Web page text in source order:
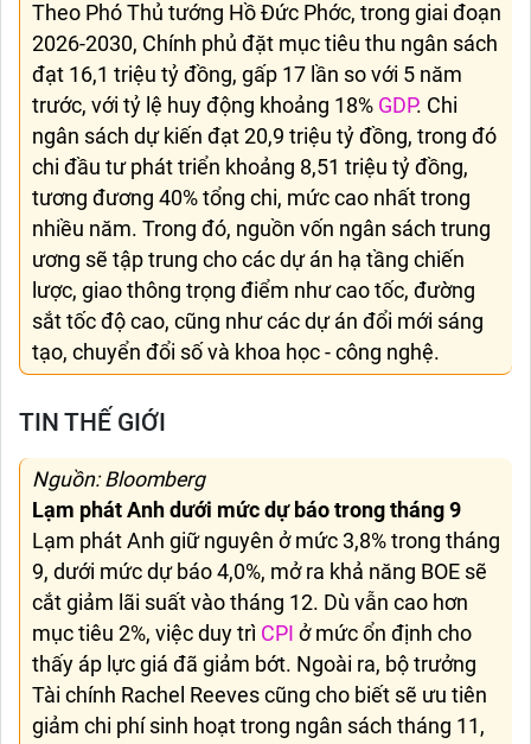
Theo Phó Thủ tướng Hồ Đức Phớc, trong giai đoạn
2026-2030, Chính phủ đặt mục tiêu thu ngân sách
đạt 16,1 triệu tỷ đồng, gấp 17 lần so với 5 năm
trước, với tỷ lệ huy động khoảng 18% GDP. Chi
ngân sách dự kiến đạt 20,9 triệu tỷ đồng, trong đó
chi đầu tư phát triển khoảng 8,51 triệu tỷ đồng,
tương đương 40% tổng chi, mức cao nhất trong
nhiều năm. Trong đó, nguồn vốn ngân sách trung
ương sẽ tập trung cho các dự án hạ tầng chiến
lược, giao thông trọng điểm như cao tốc, đường
sắt tốc độ cao, cũng như các dự án đổi mới sáng
tạo, chuyển đổi số và khoa học - công nghệ.
TIN THẾ GIỚI
Nguồn: Bloomberg
Lạm phát Anh dưới mức dự báo trong tháng 9
Lạm phát Anh giữ nguyên ở mức 3,8% trong tháng
9, dưới mức dự báo 4,0%, mở ra khả năng BOE sẽ
cắt giảm lãi suất vào tháng 12. Dù vẫn cao hơn
mục tiêu 2%, việc duy trì CPI ở mức ổn định cho
thấy áp lực giá đã giảm bớt. Ngoài ra, bộ trưởng
Tài chính Rachel Reeves cũng cho biết sẽ ưu tiên
giảm chi phí sinh hoạt trong ngân sách tháng 11,